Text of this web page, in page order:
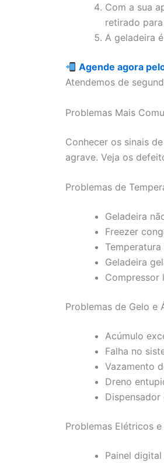
Com a sua
retirado
A geladeira
Agende agora
Atendemos de
Problemas Mais
Conhecer os sinais
agrave. Veja os
Problemas de
Geladeira
Freezer
Geladeira
Compressor
Problemas de Gelo e
Acúmulo
Falha no
Vazamento
Dreno
Problemas Elétricos
Painel